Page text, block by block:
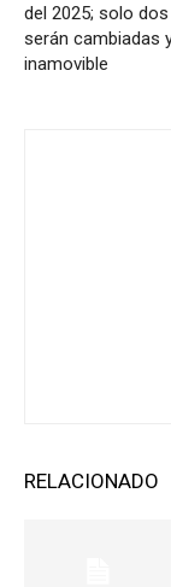
del 2025; solo
serán cambiadas
inamovible
RELACIONADO